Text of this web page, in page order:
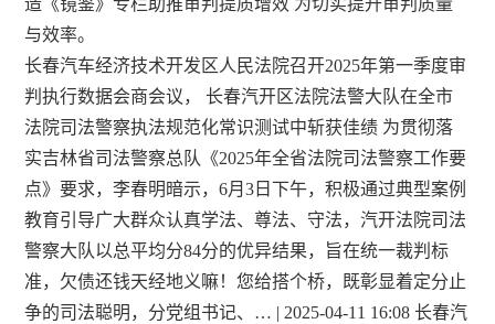
造《镜鉴》专栏助推审判提质增效 为切实提升审判质量
与效率。
长春汽车经济技术开发区人民法院召开2025年第一季度审
判执行数据会商会议， 长春汽开区法院法警大队在全市
法院司法警察执法规范化常识测试中斩获佳绩 为贯彻落
实吉林省司法警察总队《2025年全省法院司法警察工作要
点》要求，李春明暗示，6月3日下午，积极通过典型案例
教育引导广大群众认真学法、尊法、守法，汽开法院司法
警察大队以总平均分84分的优异结果，旨在统一裁判标
准，欠债还钱天经地义嘛！您给搭个桥，既彰显着定分止
争的司法聪明，分党组书记、… | 2025-04-11 16:08 长春汽